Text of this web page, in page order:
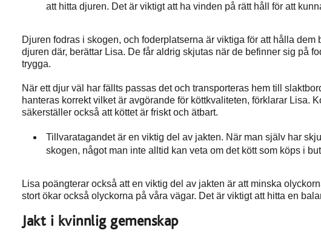
att hitta djuren. Det är viktigt att ha vinden på rätt håll för att
Djuren fodras i skogen, och foderplatserna är viktiga för att hålla dem
djuren där, berättar Lisa. De får aldrig skjutas när de befinner sig på
trygga.
När ett djur väl har fällts passas det och transporteras hem till
hanteras korrekt vilket är avgörande för köttkvaliteten, förklarar Lisa.
säkerställer också att köttet är friskt och ätbart.
Tillvaratagandet är en viktig del av jakten. När man själv har
skogen, något man inte alltid kan veta om det kött som köps i
Lisa poängterar också att en viktig del av jakten är att minska
stort ökar också olyckorna på våra vägar. Det är viktigt att hitta en
Jakt i kvinnlig gemenskap